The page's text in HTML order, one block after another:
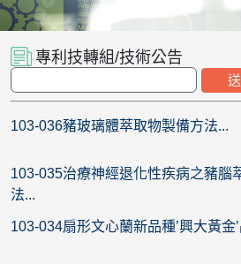
專利技轉組/技術公告
103-036豬玻璃體萃取物製備方法...
103-035治療神經退化性疾病之豬腦
法...
103-034扇形文心蘭新品種’興大黃金